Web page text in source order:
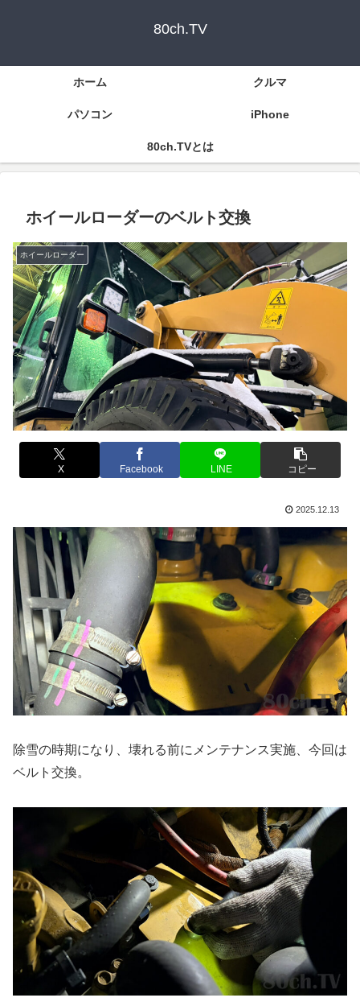
80ch.TV
ホーム クルマ
パソコン iPhone
80ch.TVとは
ホイールローダーのベルト交換
ホイールローダー
X Facebook LINE コピー
2025.12.13
除雪の時期になり、壊れる前にメンテナンス実施、今回は
ベルト交換。